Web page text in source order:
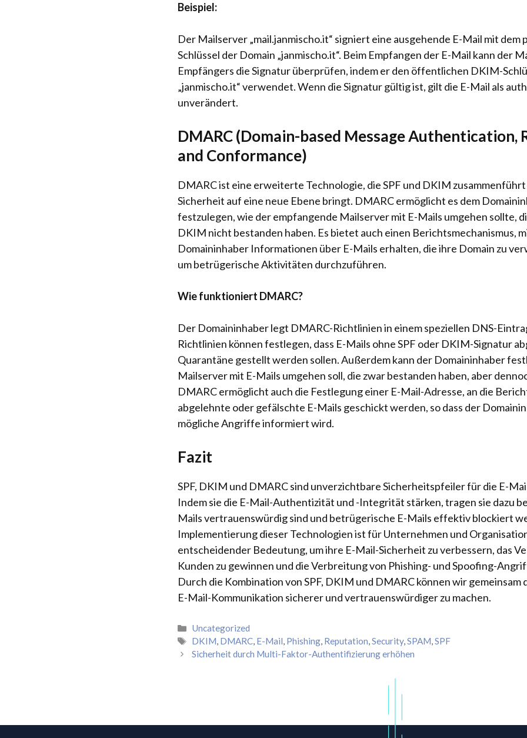
Beispiel:
Der Mailserver „mail.janmischo.it“ signiert eine ausgehende E-Mail mit
Schlüssel der Domain „janmischo.it“. Beim Empfangen der E-Mail kann der
Empfängers die Signatur überprüfen, indem er den öffentlichen DKIM-
„janmischo.it“ verwendet. Wenn die Signatur gültig ist, gilt die E-Mail als
unverändert.
DMARC (Domain-based Message Authentication,
and Conformance)
DMARC ist eine erweiterte Technologie, die SPF und DKIM
Sicherheit auf eine neue Ebene bringt. DMARC ermöglicht es dem
festzulegen, wie der empfangende Mailserver mit E-Mails umgehen sollte,
DKIM nicht bestanden haben. Es bietet auch einen Berichtsmechanismus,
Domaininhaber Informationen über E-Mails erhalten, die ihre Domain zu
um betrügerische Aktivitäten durchzuführen.
Wie funktioniert DMARC?
Der Domaininhaber legt DMARC-Richtlinien in einem speziellen DNS-
Richtlinien können festlegen, dass E-Mails ohne SPF oder DKIM-Signatur
Quarantäne gestellt werden sollen. Außerdem kann der Domaininhaber
Mailserver mit E-Mails umgehen soll, die zwar bestanden haben, aber
DMARC ermöglicht auch die Festlegung einer E-Mail-Adresse, an die
abgelehnte oder gefälschte E-Mails geschickt werden, so dass der
mögliche Angriffe informiert wird.
Fazit
SPF, DKIM und DMARC sind unverzichtbare Sicherheitspfeiler für die E-
Indem sie die E-Mail-Authentizität und -Integrität stärken, tragen sie dazu
Mails vertrauenswürdig sind und betrügerische E-Mails effektiv blockiert
Implementierung dieser Technologien ist für Unternehmen und
entscheidender Bedeutung, um ihre E-Mail-Sicherheit zu verbessern, das
Kunden zu gewinnen und die Verbreitung von Phishing- und Spoofing-
Durch die Kombination von SPF, DKIM und DMARC können wir gemeinsam
E-Mail-Kommunikation sicherer und vertrauenswürdiger zu machen.
Kategorien
Uncategorized
Schlagwörter
DKIM, DMARC, E-Mail, Phishing, Reputation,Security,SPAM,SPF
Sicherheit durch Multi-Faktor-Authentifizierung erhöhen